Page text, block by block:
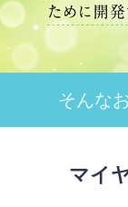
そんな
マイ